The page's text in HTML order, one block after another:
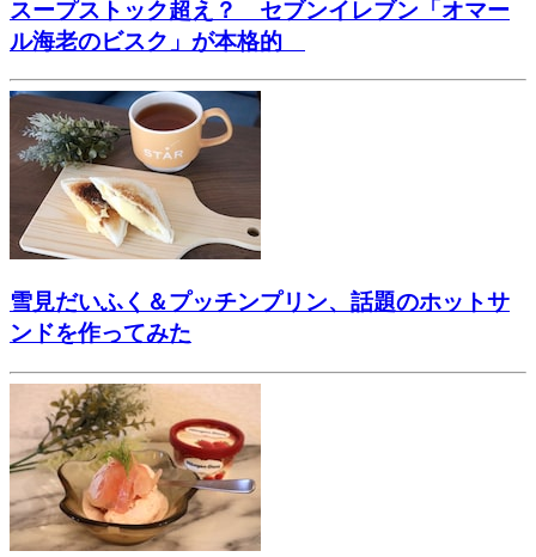
スープストック超え？ セブンイレブン「オマー
ル海老のビスク」が本格的
雪見だいふく＆プッチンプリン、話題のホットサ
ンドを作ってみた